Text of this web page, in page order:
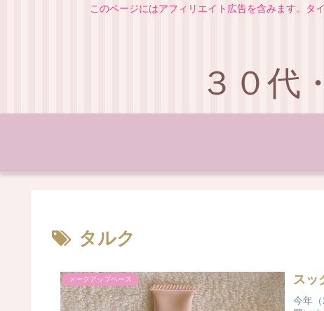
このページにはアフィリエイト広告を含みます。タ
３０代
タルク
メークアップベース スッ
今年